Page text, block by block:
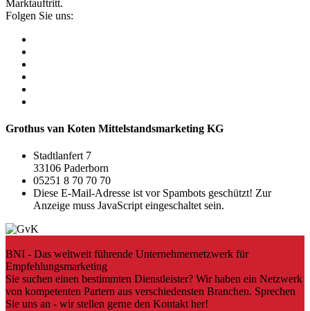
Marktauftritt.
Folgen Sie uns:
Grothus van Koten Mittelstandsmarketing KG
Stadtlanfert 7
33106 Paderborn
05251 8 70 70 70
Diese E-Mail-Adresse ist vor Spambots geschützt! Zur
Anzeige muss JavaScript eingeschaltet sein.
BNI - Das weltweit führende Unternehmer­netzwerk für
Empfehlungsmarketing
Sie suchen einen bestimmten Dienstleister? Wir haben ein Netzwerk
von kompetenten Partern aus verschiedensten Branchen. Sprechen
Sie uns an - wir stellen gerne den Kontakt her!